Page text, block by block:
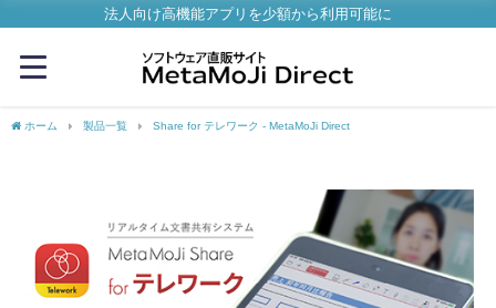
法人向け高機能アプリを少額から利用可能に
ホーム 製品一覧 Share for テレワーク - MetaMoJi Direct